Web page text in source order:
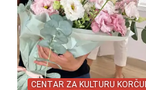
CENTAR ZA KULTURU